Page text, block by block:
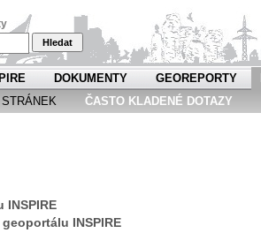
Hledat
DOKUMENTY GEOREPORTY
STRÁNEK ČASTO KLADENÉ DOTAZY
INSPIRE